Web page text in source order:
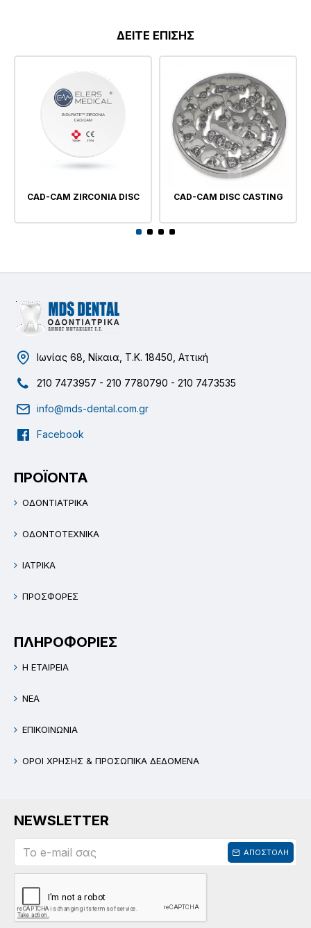
ΔΕΙΤΕ ΕΠΙΣΗΣ
CAD-CAM ZIRCONIA DISC CAD-CAM DISC CASTING
Ιωνίας 68, Νίκαια, Τ.Κ. 18450, Αττική
210 7473957 - 210 7780790 - 210 7473535
info@mds-dental.com.gr
Facebook
ΠΡΟΪΟΝΤΑ
ΟΔΟΝΤΙΑΤΡΙΚΑ
ΟΔΟΝΤΟΤΕΧΝΙΚΑ
ΙΑΤΡΙΚΑ
ΠΡΟΣΦΟΡΕΣ
ΠΛΗΡΟΦΟΡΙΕΣ
Η ΕΤΑΙΡΕΙΑ
ΝΕΑ
ΕΠΙΚΟΙΝΩΝΙΑ
ΟΡΟΙ ΧΡΗΣΗΣ & ΠΡΟΣΩΠΙΚΑ ΔΕΔΟΜΕΝΑ
NEWSLETTER
ΑΠΟΣΤΟΛΗ